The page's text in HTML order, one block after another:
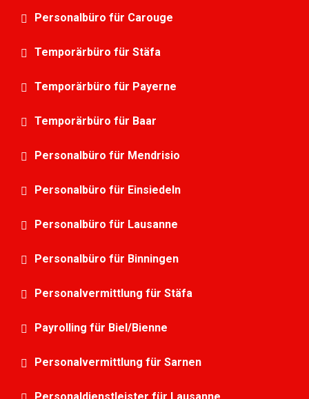
Personalbüro für Carouge
Temporärbüro für Stäfa
Temporärbüro für Payerne
Temporärbüro für Baar
Personalbüro für Mendrisio
Personalbüro für Einsiedeln
Personalbüro für Lausanne
Personalbüro für Binningen
Personalvermittlung für Stäfa
Payrolling für Biel/Bienne
Personalvermittlung für Sarnen